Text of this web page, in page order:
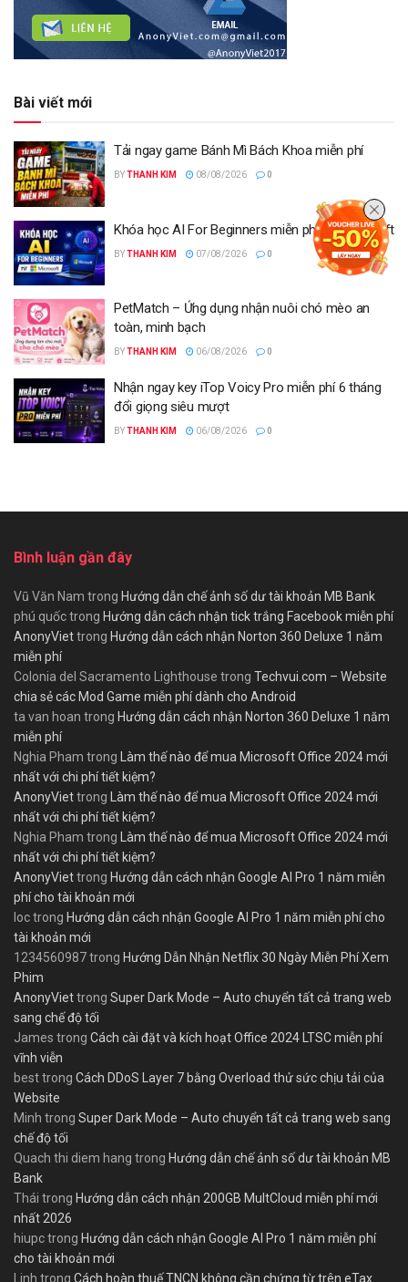
Bài viết mới
Tải ngay game Bánh Mì Bách Khoa miễn phí
BYTHANH KIM 08/08/2026 0
Khóa học AI For Beginners miễn phí từ Microsoft
BYTHANH KIM 07/08/2026 0
PetMatch – Ứng dụng nhận nuôi chó mèo an
toàn, minh bạch
BYTHANH KIM 06/08/2026 0
Nhận ngay key iTop Voicy Pro miễn phí 6 tháng
đổi giọng siêu mượt
BYTHANH KIM 06/08/2026 0
Bình luận gần đây
Vũ Văn Nam trong Hướng dẫn chế ảnh số dư tài khoản MB Bank
phú quốctrong Hướng dẫn cách nhận tick trắng Facebook miễn phí
AnonyViettrong Hướng dẫn cách nhận Norton 360 Deluxe 1 năm
miễn phí
Colonia del Sacramento Lighthouse trong Techvui.com – Website
chia sẻ các Mod Game miễn phí dành cho Android
ta van hoan trong Hướng dẫn cách nhận Norton 360 Deluxe 1 năm
miễn phí
Nghia Pham trong Làm thế nào để mua Microsoft Office 2024 mới
nhất với chi phí tiết kiệm?
AnonyViettrong Làm thế nào để mua Microsoft Office 2024 mới
nhất với chi phí tiết kiệm?
Nghia Pham trong Làm thế nào để mua Microsoft Office 2024 mới
nhất với chi phí tiết kiệm?
AnonyViettrong Hướng dẫn cách nhận Google AI Pro 1 năm miễn
phí cho tài khoản mới
loctrong Hướng dẫn cách nhận Google AI Pro 1 năm miễn phí cho
tài khoản mới
1234560987trong Hướng Dẫn Nhận Netflix 30 Ngày Miễn Phí Xem
Phim
AnonyViettrong Super Dark Mode – Auto chuyển tất cả trang web
sang chế độ tối
James trong Cách cài đặt và kích hoạt Office 2024 LTSC miễn phí
vĩnh viễn
besttrong Cách DDoS Layer 7 bằng Overload thử sức chịu tải của
Website
Minh trong Super Dark Mode – Auto chuyển tất cả trang web sang
chế độ tối
Quach thi diem hang trong Hướng dẫn chế ảnh số dư tài khoản MB
Bank
Thái trong Hướng dẫn cách nhận 200GB MultCloud miễn phí mới
nhất 2026
hiupctrong Hướng dẫn cách nhận Google AI Pro 1 năm miễn phí
cho tài khoản mới
Linh trong Cách hoàn thuế TNCN không cần chứng từ trên eTax